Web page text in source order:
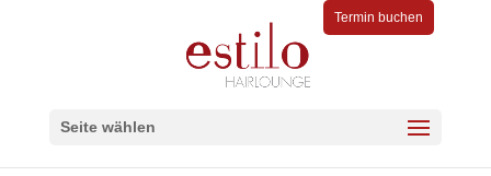
Termin buchen
Seite wählen